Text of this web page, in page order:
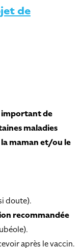
de
important de
maladies
maman et/ou le
doute).
recommandée
après le vaccin.